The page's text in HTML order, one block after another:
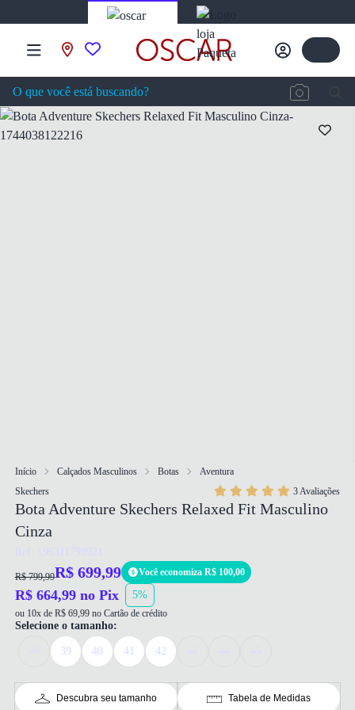
Início Calçados Masculinos Botas
Aventura
Skechers
3 Avaliações
Bota Adventure Skechers Relaxed Fit Masculino
Cinza
Ref: 196311799921
R$ 799,99R$ 699,99 Você economiza R$ 100,00
R$ 664,99 no Pix 5%
ou 10x de R$ 69,99 no Cartão de crédito
Selecione o tamanho:
39 40 41 42
Descubra seu tamanho Tabela de Medidas